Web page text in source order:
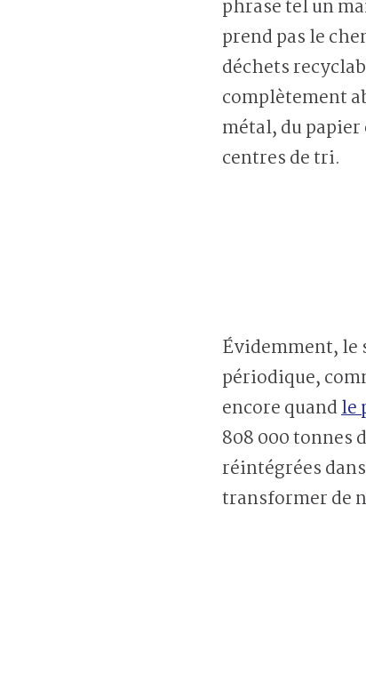
phrase tel un
prend pas le
déchets
complètement
métal, du
centres de tri.
Évidemment, le
périodique,
encore quandle
808 000 tonnes
réintégrées
transformer de